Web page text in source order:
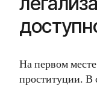
На первом
проституции. В